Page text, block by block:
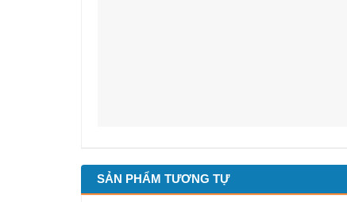
SẢN PHẨM TƯƠNG TỰ